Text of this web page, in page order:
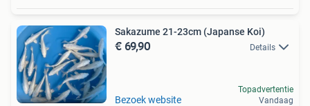
Sakazume 21-23cm (Japanse Koi)
€ 69,90 Details
Bezoek website
Topadvertentie
Vandaag